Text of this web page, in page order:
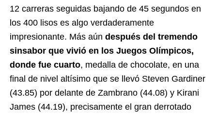
12 carreras seguidas bajando de 45 segundos en
los 400 lisos es algo verdaderamente
impresionante. Más aún después del tremendo
sinsabor que vivió en los Juegos Olímpicos,
donde fue cuarto, medalla de chocolate, en una
final de nivel altísimo que se llevó Steven Gardiner
(43.85) por delante de Zambrano (44.08) y Kirani
James (44.19), precisamente el gran derrotado